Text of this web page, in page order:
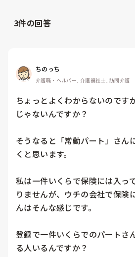
3件の回答
ちのっち
介護職・ヘルパー, 介護福祉士, 訪問介護
ちょっとよくわからないのです
じゃないんですか？
そうなると「常勤パート」さん
くと思います。
私は一件いくらで保険には入っ
りませんが、ウチの会社で保険
んはそんな感じです。
登録で一件いくらでのパートさ
る人いるんですか？